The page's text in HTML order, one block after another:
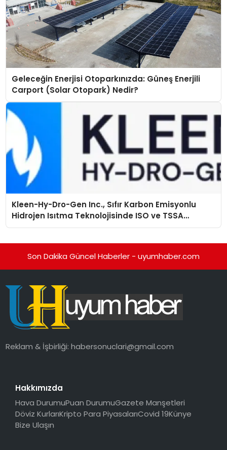
Geleceğin Enerjisi Otoparkınızda: Güneş Enerjili
Carport (Solar Otopark) Nedir?
Kleen-Hy-Dro-Gen Inc., Sıfır Karbon Emisyonlu
Hidrojen Isıtma Teknolojisinde ISO ve TSSA
Düzenleyici Onaylarını Aldı
Son Dakika Güncel Haberler - uyumhaber.com
Reklam & İşbirliği:habersonuclari@gmail.com
Hakkımızda
Hava DurumuPuan DurumuGazete Manşetleri
Döviz KurlarıKripto Para PiyasalarıCovid 19Künye
Bize Ulaşın